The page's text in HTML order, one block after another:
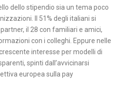
dello stipendio sia un tema poco
Il 51% degli italiani si
il 28 con familiari e amici,
con i colleghi. Eppure nelle
interesse per modelli di
spinti dall’avvicinarsi
europea sulla pay